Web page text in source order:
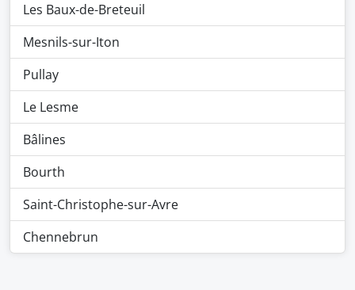
Les Baux-de-Breteuil
Mesnils-sur-Iton
Pullay
Le Lesme
Bâlines
Bourth
Saint-Christophe-sur-Avre
Chennebrun